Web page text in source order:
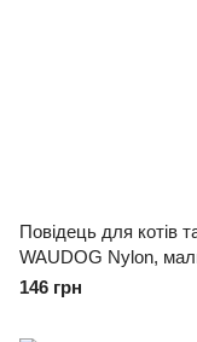
Повідець для котів
WAUDOG Nylon,
см
146 грн